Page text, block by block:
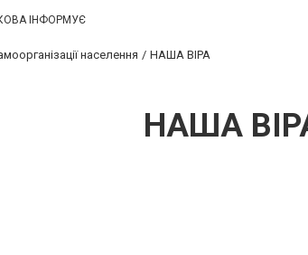
ІНФОРМУЄ
населення НАША ВІРА
НАША